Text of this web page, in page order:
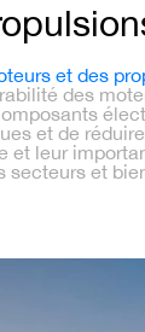
et des
des
et de
et leur
secteurs et